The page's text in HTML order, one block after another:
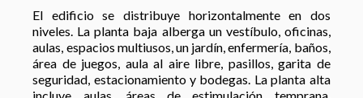
El edificio se distribuye horizontalmente en dos
niveles. La planta baja alberga un vestíbulo, oficinas,
aulas, espacios multiusos, un jardín, enfermería, baños,
área de juegos, aula al aire libre, pasillos, garita de
seguridad, estacionamiento y bodegas. La planta alta